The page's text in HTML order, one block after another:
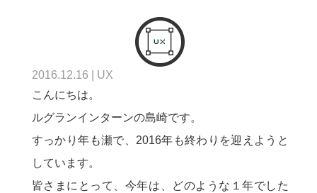
2016.12.16
UX
こんにちは。
ルグランインターンの島崎です。
すっかり年も瀬で、2016年も終わりを迎えようと
しています。
皆さまにとって、今年は、どのような１年でした